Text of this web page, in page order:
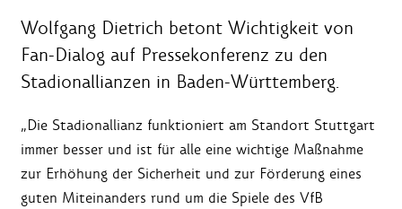
Wolfgang Dietrich betont Wichtigkeit von
Fan-Dialog auf Pressekonferenz zu den
Stadionallianzen in Baden-Württemberg.
„Die Stadionallianz funktioniert am Standort Stuttgart
immer besser und ist für alle eine wichtige Maßnahme
zur Erhöhung der Sicherheit und zur Förderung eines
guten Miteinanders rund um die Spiele des VfB